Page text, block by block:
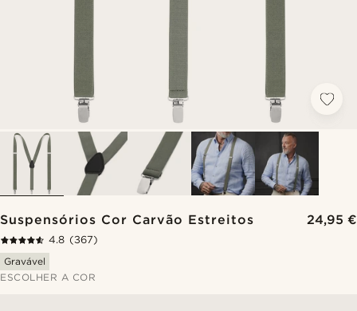
Suspensórios Cor Carvão Estreitos 24,95 €
4.8 (367)
Gravável
ESCOLHER A COR